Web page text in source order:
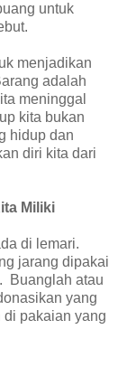
untuk
menjadikan
adalah
meninggal
kita bukan
hidup dan
diri kita dari
Miliki
di lemari.
jarang dipakai
Buanglah atau
yang
pakaian yang